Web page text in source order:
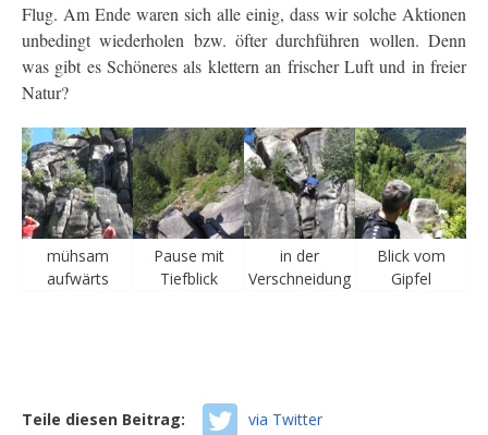
Flug. Am Ende waren sich alle einig, dass wir solche Aktionen
unbedingt wiederholen bzw. öfter durchführen wollen. Denn
was gibt es Schöneres als klettern an frischer Luft und in freier
Natur?
mühsam
aufwärts
Pause mit
Tiefblick
in der
Verschneidung
Blick vom
Gipfel
Teile diesen Beitrag:
via Twitter